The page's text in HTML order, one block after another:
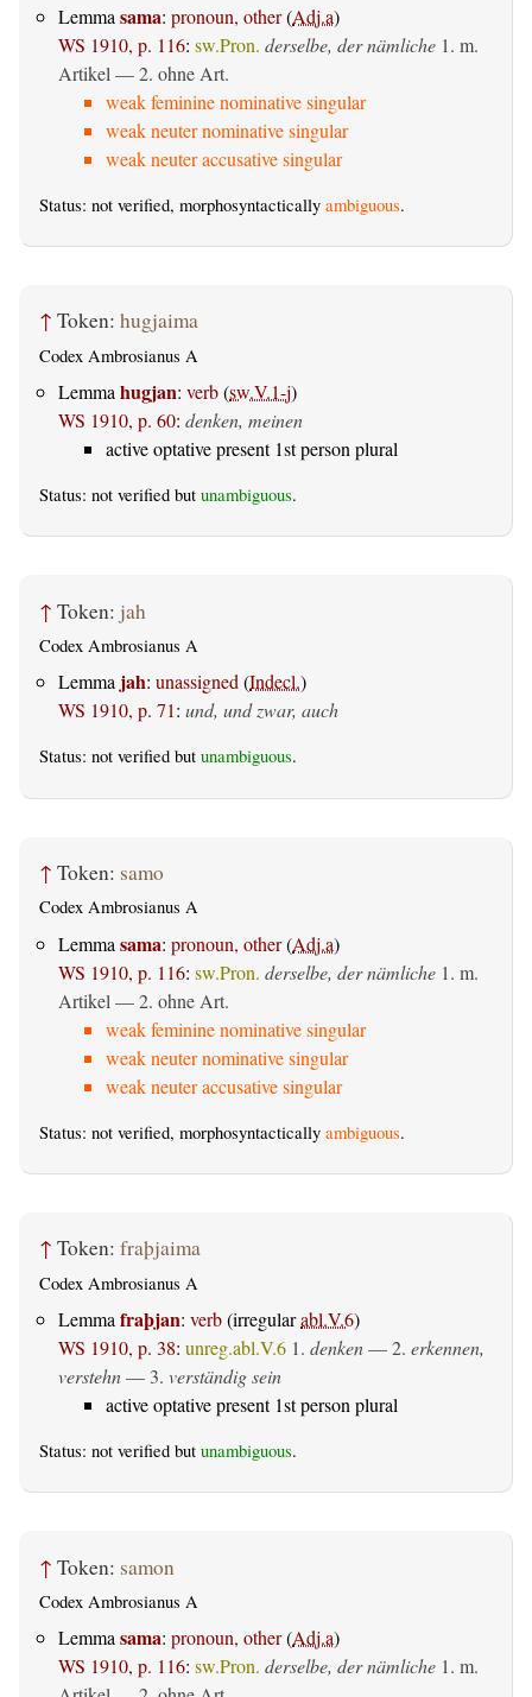
Lemma sama: pronoun, other(Adj.a)
WS 1910, p. 116: sw.Pron. derselbe, der nämliche 1. m.
Artikel — 2. ohne Art.
weak feminine nominative singular
weak neuter nominative singular
weak neuter accusative singular
Status: not verified, morphosyntactically ambiguous.
↑ Token: hugjaima
Codex Ambrosianus A
Lemma hugjan: verb(sw.V.1-j)
WS 1910, p. 60: denken, meinen
active optative present 1st person plural
Status: not verified but unambiguous.
↑ Token: jah
Codex Ambrosianus A
Lemma jah: unassigned(Indecl.)
WS 1910, p. 71: und, und zwar, auch
Status: not verified but unambiguous.
↑ Token: samo
Codex Ambrosianus A
Lemma sama: pronoun, other(Adj.a)
WS 1910, p. 116: sw.Pron. derselbe, der nämliche 1. m.
Artikel — 2. ohne Art.
weak feminine nominative singular
weak neuter nominative singular
weak neuter accusative singular
Status: not verified, morphosyntactically ambiguous.
↑ Token: fraþjaima
Codex Ambrosianus A
Lemma fraþjan: verb(irregularabl.V.6)
WS 1910, p. 38: unreg.abl.V.6 1. denken— 2. erkennen,
verstehn— 3. verständig sein
active optative present 1st person plural
Status: not verified but unambiguous.
↑ Token: samon
Codex Ambrosianus A
Lemmasama: pronoun, other(Adj.a)
WS 1910, p. 116: sw.Pron. derselbe, der nämliche 1. m.